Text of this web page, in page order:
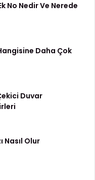
No Nedir Ve Nerede
Daha Çok
Duvar
Nasıl Olur